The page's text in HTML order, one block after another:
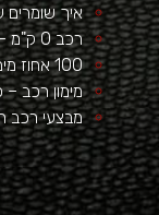
איך שומרים
רכב 0 ק"מ – להנות מכל העולמות
100 אחוז מימון לרכב ללא מקדמה – יתרונות וחסרונות
מימון רכב
מבצעי רכב